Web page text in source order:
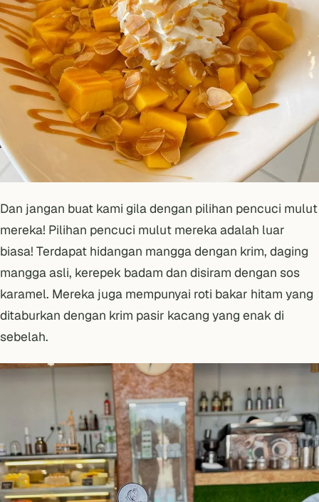
Dan jangan buat kami gila dengan pilihan pencuci mulut
mereka! Pilihan pencuci mulut mereka adalah luar
biasa! Terdapat hidangan mangga dengan krim, daging
mangga asli, kerepek badam dan disiram dengan sos
karamel. Mereka juga mempunyai roti bakar hitam yang
ditaburkan dengan krim pasir kacang yang enak di
sebelah.